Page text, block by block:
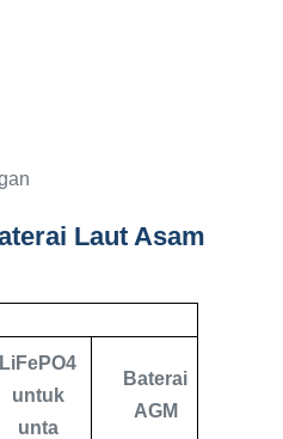
Laut Asam
LiFePO4
untuk
unta
Baterai
AGM